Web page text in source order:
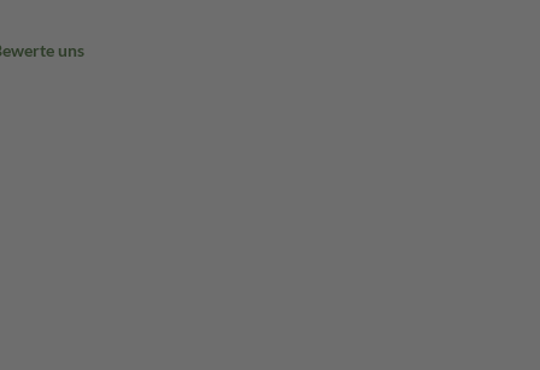
uns